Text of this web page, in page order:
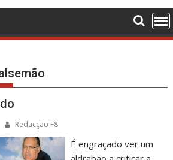
Redacção F8
É engraçado ver um